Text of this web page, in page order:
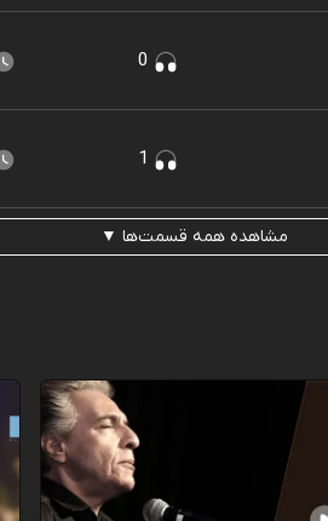
مشاهده همه قسمت‌ها ▼